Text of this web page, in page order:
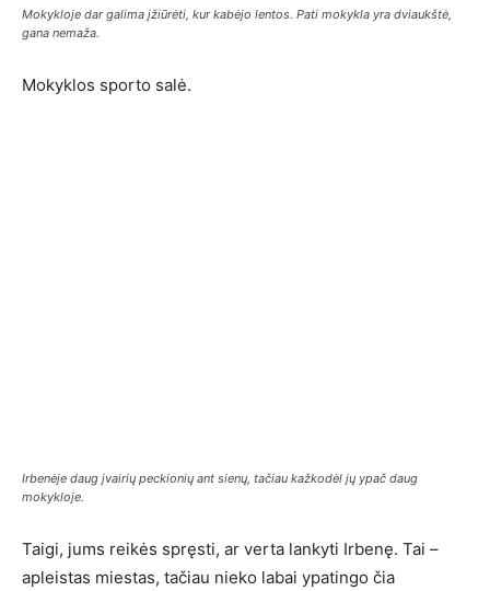
Mokykloje dar galima įžiūrėti, kur kabėjo lentos. Pati mokykla yra dviaukštė,
gana nemaža.
Mokyklos sporto salė.
Irbenėje daug įvairių peckionių ant sienų, tačiau kažkodėl jų ypač daug
mokykloje.
Taigi, jums reikės spręsti, ar verta lankyti Irbenę. Tai –
apleistas miestas, tačiau nieko labai ypatingo čia